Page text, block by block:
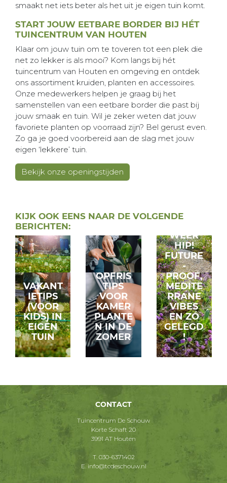
smaakt net iets beter als het uit je eigen tuin komt.
START JOUW EETBARE BORDER BIJ HÉT
TUINCENTRUM VAN HOUTEN
Klaar om jouw tuin om te toveren tot een plek die
net zo lekker is als mooi? Kom langs bij hét
tuincentrum van Houten en omgeving en ontdek
ons assortiment kruiden, planten en accessoires.
Onze medewerkers helpen je graag bij het
samenstellen van een eetbare border die past bij
jouw smaak en tuin. Wil je zeker weten dat jouw
favoriete planten op voorraad zijn? Bel gerust even.
Zo ga je goed voorbereid aan de slag met jouw
eigen ‘lekkere’ tuin.
Bekijk onze openingstijden
KIJK OOK EENS NAAR DE VOLGENDE
BERICHTEN:
VAKANT
IETIPS
(VOOR
KIDS) IN
EIGEN
TUIN
OPFRIS
TIPS
VOOR
KAMER
PLANTE
N IN DE
ZOMER
GRIND
WEER
HIP!
FUTURE
-
PROOF,
MEDITE
RRANE
VIBES
EN ZÓ
GELEGD
!
CONTACT
Tuincentrum De Schouw
Korte Schaft 20
3991 AT Houten
T. 030-6371402
E. info@tcdeschouw.nl